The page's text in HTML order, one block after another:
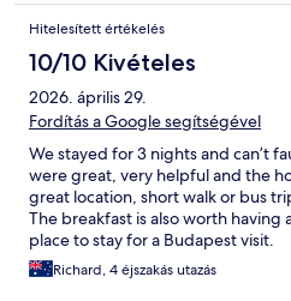
Hitelesített értékelés
10/10 Kivételes
2026. április 29.
Fordítás a Google segítségével
We stayed for 3 nights and can’t
were great, very helpful and the
great location, short walk or bus
The breakfast is also worth having
place to stay for a Budapest visit.
Richard, 4 éjszakás utazás